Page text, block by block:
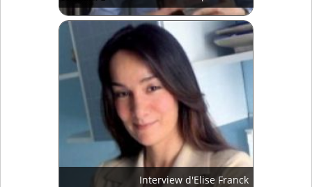
Interview d'Elise Franck